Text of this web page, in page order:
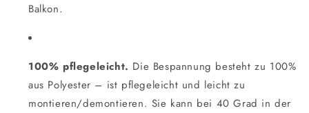
Balkon.
100% pflegeleicht. Die Bespannung besteht zu 100%
aus Polyester – ist pflegeleicht und leicht zu
montieren/demontieren. Sie kann bei 40 Grad in der